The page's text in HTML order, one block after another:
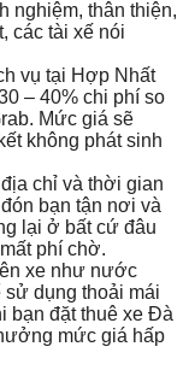
nghiệm, thân thiện,
các tài xế nói
vụ tại Hợp Nhất
– 40% chi phí so
Mức giá sẽ
không phát sinh
chỉ và thời gian
bạn tận nơi và
lại ở bất cứ đâu
phí chờ.
xe như nước
dụng thoải mái
bạn đặt thuê xe Đà
mức giá hấp